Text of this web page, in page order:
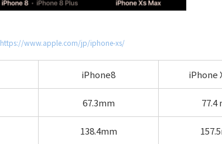
https://www.apple.com/jp/iphone-xs/
iPhone8 iPhone
67.3mm 77.4
138.4mm